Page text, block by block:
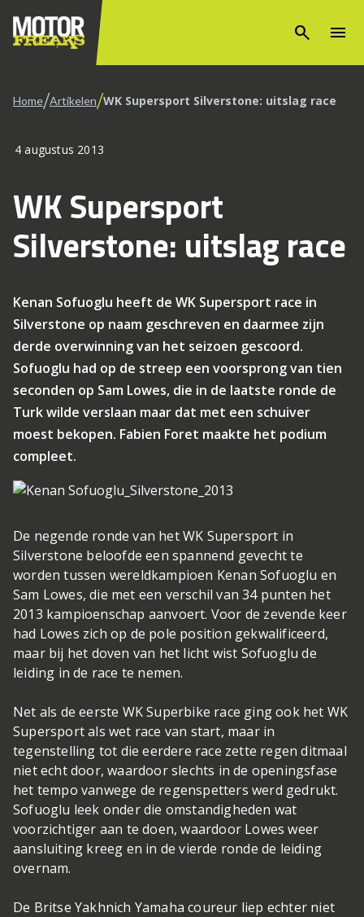
search menu
Home/Artikelen/WK Supersport Silverstone: uitslag race
4 augustus 2013
WK Supersport
Silverstone: uitslag race
Kenan Sofuoglu heeft de WK Supersport race in
Silverstone op naam geschreven en daarmee zijn
derde overwinning van het seizoen gescoord.
Sofuoglu had op de streep een voorsprong van tien
seconden op Sam Lowes, die in de laatste ronde de
Turk wilde verslaan maar dat met een schuiver
moest bekopen. Fabien Foret maakte het podium
compleet.
De negende ronde van het WK Supersport in
Silverstone beloofde een spannend gevecht te
worden tussen wereldkampioen Kenan Sofuoglu en
Sam Lowes, die met een verschil van 34 punten het
2013 kampioenschap aanvoert. Voor de zevende keer
had Lowes zich op de pole position gekwalificeerd,
maar bij het doven van het licht wist Sofuoglu de
leiding in de race te nemen.
Net als de eerste WK Superbike race ging ook het WK
Supersport als wet race van start, maar in
tegenstelling tot die eerdere race zette regen ditmaal
niet echt door, waardoor slechts in de openingsfase
het tempo vanwege de regenspetters werd gedrukt.
Sofuoglu leek onder die omstandigheden wat
voorzichtiger aan te doen, waardoor Lowes weer
aansluiting kreeg en in de vierde ronde de leiding
overnam.
De Britse Yakhnich Yamaha coureur liep echter niet